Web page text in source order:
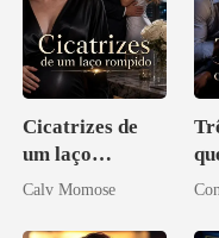
Cicatrizes de
um laço
rompido
Calv Momose